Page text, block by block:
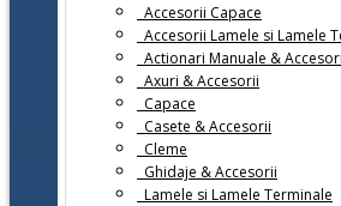
Accesorii Capace
Accesorii Lamele si Lamele
Actionari Manuale &
Axuri & Accesorii
Capace
Casete & Accesorii
Cleme
Ghidaje & Accesorii
Lamele si Lamele Terminale